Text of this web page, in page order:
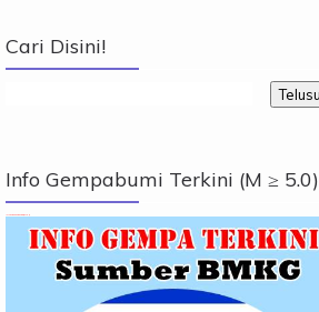
Cari Disini!
Info Gempabumi Terkini (M ≥ 5.0)